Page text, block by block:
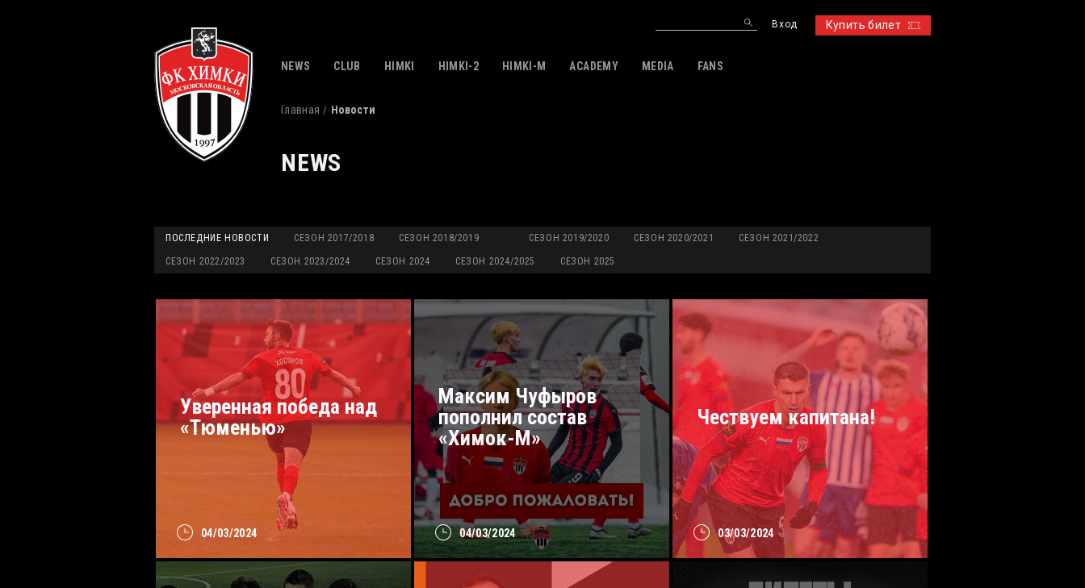
Купить билет
Вход
NEWS CLUB HIMKI HIMKI-2 HIMKI-M ACADEMY MEDIA FANS
Главная Новости
NEWS
ПОСЛЕДНИЕ НОВОСТИ СЕЗОН 2017/2018 СЕЗОН 2018/2019 СЕЗОН 2019/2020 СЕЗОН 2020/2021 СЕЗОН 2021/2022
СЕЗОН 2022/2023 СЕЗОН 2023/2024 СЕЗОН 2024 СЕЗОН 2024/2025 СЕЗОН 2025
04/03/2024
Уверенная победа над
«Тюменью»
04/03/2024
Максим Чуфыров
пополнил состав
«Химок-М»
03/03/2024
Чествуем капитана!